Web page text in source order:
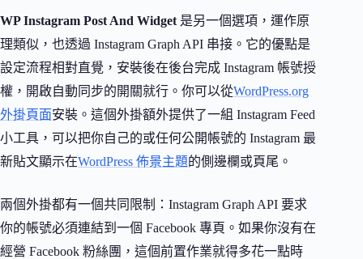
WP Instagram Post And Widget 是另一個選項，運作原
理類似，也透過 Instagram Graph API 串接。它的優點是
設定流程相對直覺，安裝後在後台完成 Instagram 帳號授
權，開啟自動同步的開關就行。你可以從WordPress.org
外掛頁面安裝。這個外掛額外提供了一組 Instagram Feed
小工具，可以把你自己的或任何公開帳號的 Instagram 最
新貼文顯示在WordPress 佈景主題的側邊欄或頁尾。
兩個外掛都有一個共同限制：Instagram Graph API 要求
你的帳號必須連結到一個 Facebook 專頁。如果你沒有在
經營 Facebook 粉絲團，這個前置作業就得多花一點時